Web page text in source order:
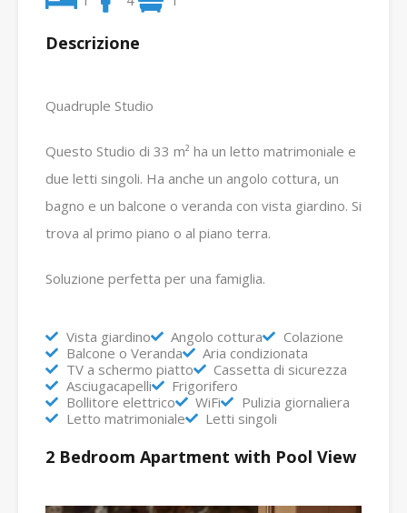
Descrizione
Quadruple Studio
Questo Studio di 33 m² ha un letto matrimoniale e
due letti singoli. Ha anche un angolo cottura, un
bagno e un balcone o veranda con vista giardino. Si
trova al primo piano o al piano terra.
Soluzione perfetta per una famiglia.
Vista giardino Angolo cottura
Colazione
Balcone o Veranda
Aria condizionata
TV a schermo piatto
Cassetta di sicurezza
Asciugacapelli
Frigorifero
Bollitore elettrico
WiFi
Pulizia giornaliera
Letto matrimoniale
Letti singoli
2 Bedroom Apartment with Pool View